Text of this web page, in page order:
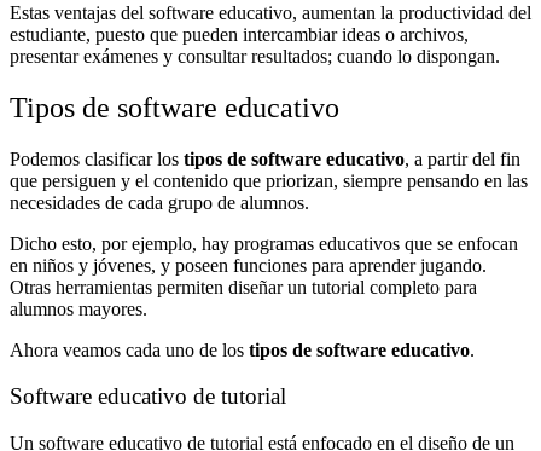
Estas ventajas del software educativo, aumentan la productividad del
estudiante, puesto que pueden intercambiar ideas o archivos,
presentar exámenes y consultar resultados; cuando lo dispongan.
Tipos de software educativo
Podemos clasificar los tipos de software educativo, a partir del fin
que persiguen y el contenido que priorizan, siempre pensando en las
necesidades de cada grupo de alumnos.
Dicho esto, por ejemplo, hay programas educativos que se enfocan
en niños y jóvenes, y poseen funciones para aprender jugando.
Otras herramientas permiten diseñar un tutorial completo para
alumnos mayores.
Ahora veamos cada uno de los tipos de software educativo.
Software educativo de tutorial
Un software educativo de tutorial está enfocado en el diseño de un